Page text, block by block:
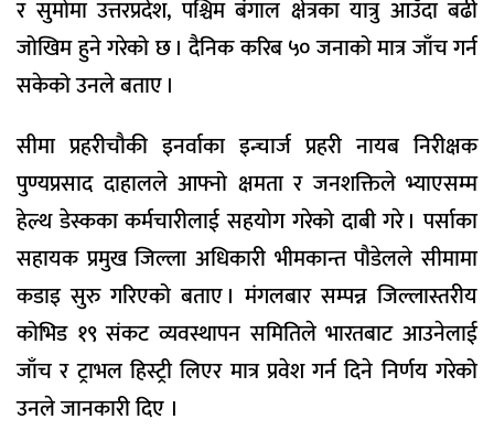
र सुमोमा उत्तरप्रदेश, पश्चिम बंगाल क्षेत्रका यात्रु आउँदा बढी
जोखिम हुने गरेको छ । दैनिक करिब ५० जनाको मात्र जाँच गर्न
सकेको उनले बताए ।
सीमा प्रहरीचौकी इनर्वाका इन्चार्ज प्रहरी नायब निरीक्षक
पुण्यप्रसाद दाहालले आफ्नो क्षमता र जनशक्तिले भ्याएसम्म
हेल्थ डेस्कका कर्मचारीलाई सहयोग गरेको दाबी गरे । पर्साका
सहायक प्रमुख जिल्ला अधिकारी भीमकान्त पौडेलले सीमामा
कडाइ सुरु गरिएको बताए । मंगलबार सम्पन्न जिल्लास्तरीय
कोभिड १९ संकट व्यवस्थापन समितिले भारतबाट आउनेलाई
जाँच र ट्राभल हिस्ट्री लिएर मात्र प्रवेश गर्न दिने निर्णय गरेको
उनले जानकारी दिए ।